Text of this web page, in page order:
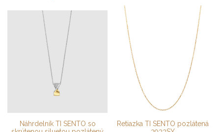
Náhrdelník TI SENTO so
Retiazka TI SENTO pozlátená